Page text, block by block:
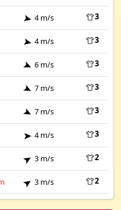
4 m/s 3
4 m/s 3
6 m/s 3
7 m/s 3
7 m/s 3
4 m/s 3
3 m/s 2
3 m/s 2